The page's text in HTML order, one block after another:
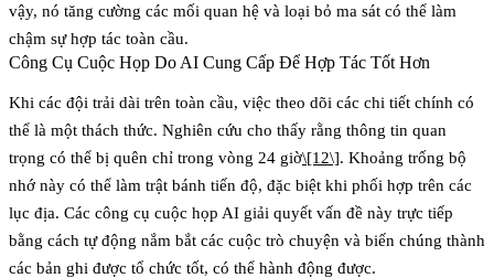
vậy, nó tăng cường các mối quan hệ và loại bỏ ma sát có thể làm
chậm sự hợp tác toàn cầu.
Công Cụ Cuộc Họp Do AI Cung Cấp Để Hợp Tác Tốt Hơn
Khi các đội trải dài trên toàn cầu, việc theo dõi các chi tiết chính có
thể là một thách thức. Nghiên cứu cho thấy rằng thông tin quan
trọng có thể bị quên chỉ trong vòng 24 giờ\[12\]. Khoảng trống bộ
nhớ này có thể làm trật bánh tiến độ, đặc biệt khi phối hợp trên các
lục địa. Các công cụ cuộc họp AI giải quyết vấn đề này trực tiếp
bằng cách tự động nắm bắt các cuộc trò chuyện và biến chúng thành
các bản ghi được tổ chức tốt, có thể hành động được.